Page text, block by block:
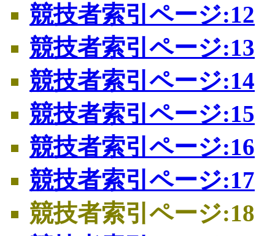
競技者索引ページ:12
競技者索引ページ:13
競技者索引ページ:14
競技者索引ページ:15
競技者索引ページ:16
競技者索引ページ:17
競技者索引ページ:18